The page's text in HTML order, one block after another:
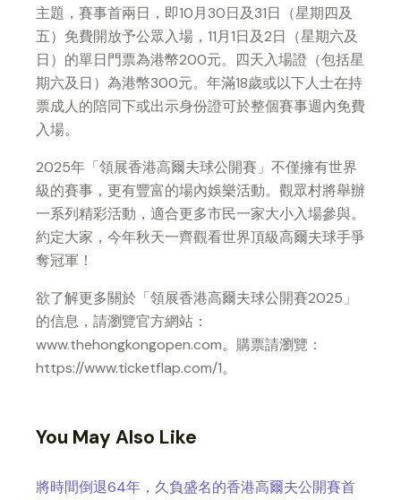
主題，賽事首兩日，即10月30日及31日（星期四及
五）免費開放予公眾入場，11月1日及2日（星期六及
日）的單日門票為港幣200元。四天入場證（包括星
期六及日）為港幣300元。年滿18歲或以下人士在持
票成人的陪同下或出示身份證可於整個賽事週內免費
入場。
2025年「領展香港高爾夫球公開賽」不僅擁有世界
級的賽事，更有豐富的場內娛樂活動。觀眾村將舉辦
一系列精彩活動，適合更多市民一家大小入場參與。
約定大家，今年秋天一齊觀看世界頂級高爾夫球手爭
奪冠軍！
欲了解更多關於「領展香港高爾夫球公開賽2025」
的信息，請瀏覽官方網站：
www.thehongkongopen.com。購票請瀏覽：
https://www.ticketflap.com/1。
You May Also Like
將時間倒退64年，久負盛名的香港高爾夫公開賽首